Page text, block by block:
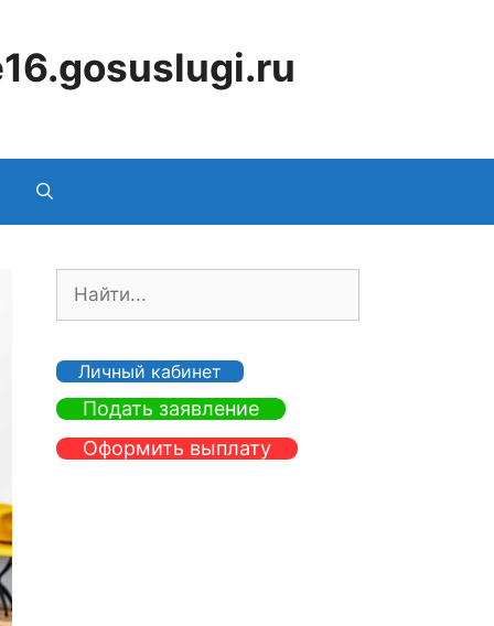
с
к
:
Личный кабинет
Подать заявление
Оформить выплату